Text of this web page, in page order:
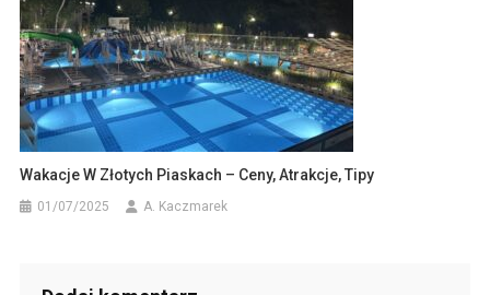
Wakacje W Złotych Piaskach – Ceny, Atrakcje, Tipy
01/07/2025 A. Kaczmarek